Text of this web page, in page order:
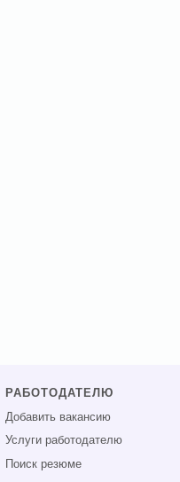
РАБОТОДАТЕЛЮ
Добавить вакансию
Услуги работодателю
Поиск резюме